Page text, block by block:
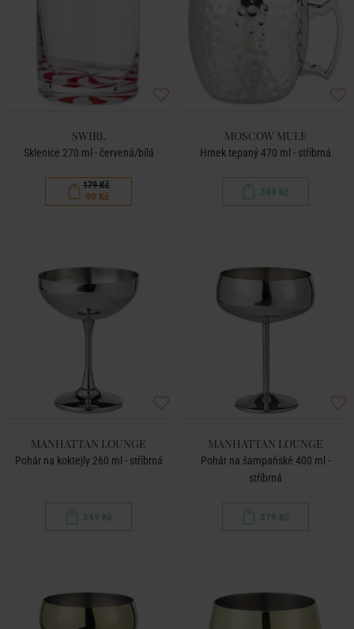
SWIRL
Sklenice 270 ml - červená/bílá
179 Kč
90 Kč
MOSCOW MULE
Hrnek tepaný 470 ml - stříbrná
349 Kč
MANHATTAN LOUNGE
Pohár na koktejly 260 ml - stříbrná
349 Kč
MANHATTAN LOUNGE
Pohár na šampaňské 400 ml -
stříbrná
379 Kč